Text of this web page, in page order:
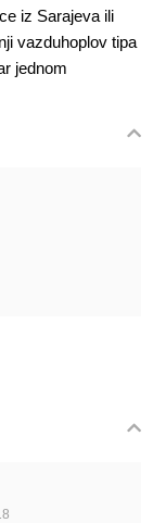
iz Sarajeva ili
vazduhoplov tipa
jednom